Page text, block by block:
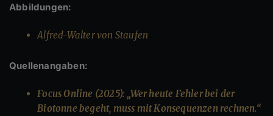
Abbildungen:
Alfred-Walter von Staufen
Quellenangaben:
Focus Online (2025): „Wer heute Fehler bei der
Biotonne begeht, muss mit Konsequenzen rechnen.“